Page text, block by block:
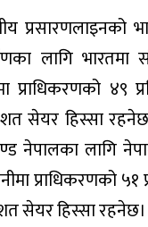
प्रसारणलाइनको
लागि भारतमा
प्राधिकरणको ४९
सेयर हिस्सा
नेपालका लागि
प्राधिकरणको ५१
सेयर हिस्सा रहनेछ।